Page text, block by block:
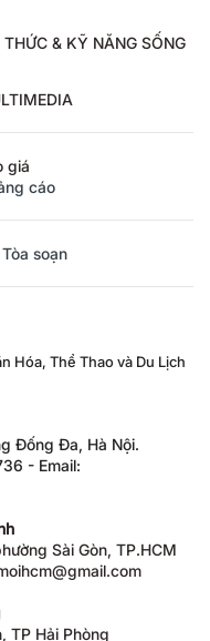
THỨC & KỸ NĂNG SỐNG
giá
cáo
Tòa soạn
Hóa, Thể Thao và Du Lịch
Đống Đa, Hà Nội.
- Email:
Sài Gòn, TP.HCM
TP Hải Phòng